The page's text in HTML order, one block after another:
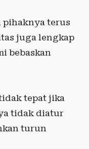
pihaknya terus
juga lengkap
bebaskan
tepat jika
tidak diatur
turun